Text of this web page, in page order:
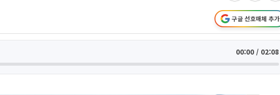
구글 선호매체 추가
00:00 / 02:08